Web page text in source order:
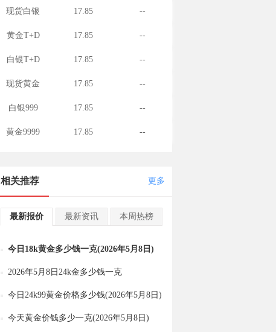
现货白银 17.85 --
黄金T+D 17.85 --
白银T+D 17.85 --
现货黄金 17.85 --
白银999 17.85 --
黄金9999 17.85 --
相关推荐 更多
最新报价 最新资讯 本周热榜
今日18k黄金多少钱一克(2026年5月8日)
2026年5月8日24k金多少钱一克
今日24k99黄金价格多少钱(2026年5月8日)
今天黄金价钱多少一克(2026年5月8日)